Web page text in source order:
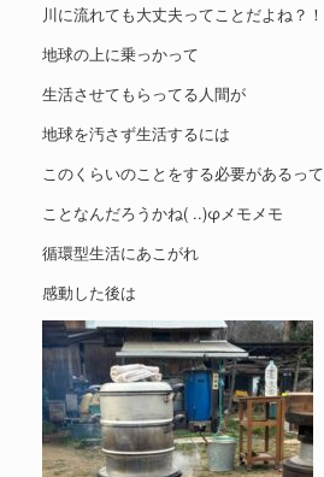
川に流れても大丈夫ってことだよね？！
地球の上に乗っかって
生活させてもらってる人間が
地球を汚さず生活するには
このくらいのことをする必要があるって
ことなんだろうかね( ..)φメモメモ
循環型生活にあこがれ
感動した後は